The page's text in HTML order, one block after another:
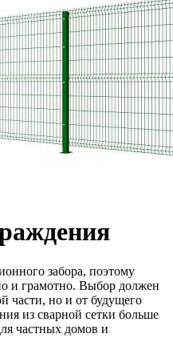
забора, поэтому
и грамотно. Выбор должен
части, но и от будущего
из сварной сетки больше
частных домов и